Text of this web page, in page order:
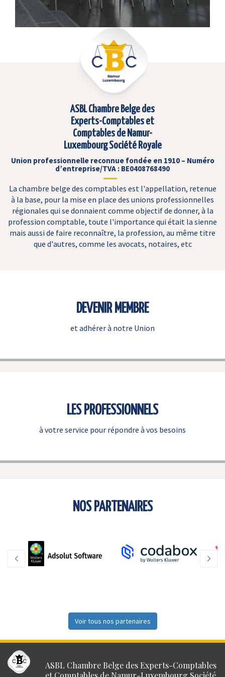
ASBL Chambre Belge des
Experts-Comptables et
Comptables de Namur-
Luxembourg Société Royale
Union professionnelle reconnue fondée en 1910 – Numéro
d’entreprise/TVA : BE0408768490
La chambre belge des comptables est l'appellation, retenue
à la base, pour la mise en place des unions professionnelles
régionales qui se donnaient comme objectif de donner, à la
profession comptable, toute l'importance qui était la sienne
mais aussi de faire reconnaître, la profession, au même titre
que d'autres, comme les avocats, notaires, etc
DEVENIR MEMBRE
et adhérer à notre Union
LES PROFESSIONNELS
à votre service pour répondre à vos besoins
NOS PARTENAIRES
Voir tous nos partenaires
ASBL Chambre Belge des Experts-Comptables